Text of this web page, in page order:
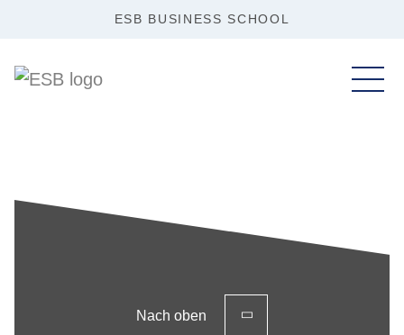
ESB BUSINESS SCHOOL
Nach oben